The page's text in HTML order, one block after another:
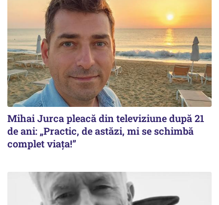
Mihai Jurca pleacă din televiziune după 21
de ani: „Practic, de astăzi, mi se schimbă
complet viața!”